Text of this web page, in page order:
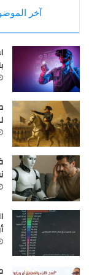
من المهم أن
تخطط للفوز
الآخر. إن
العام الماضي”،
التي أعلنتم عن
بمنحك
المشاركة.
آخر